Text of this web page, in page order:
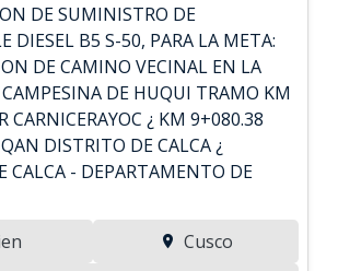
DE SUMINISTRO DE
DIESEL B5 S-50, PARA LA META:
DE CAMINO VECINAL EN LA
DE HUQUI TRAMO KM
CARNICERAYOC ¿ KM 9+080.38
DISTRITO DE CALCA ¿
CALCA - DEPARTAMENTO DE
Cusco